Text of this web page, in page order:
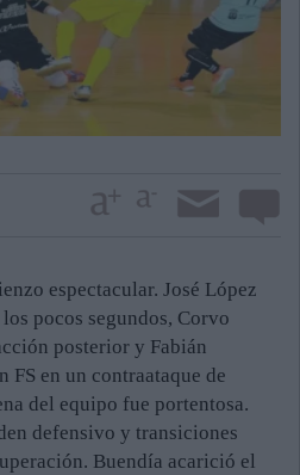
espectacular. José López
pocos segundos, Corvo
posterior y Fabián
FS en un contraataque de
del equipo fue portentosa.
defensivo y transiciones
Buendía acarició el